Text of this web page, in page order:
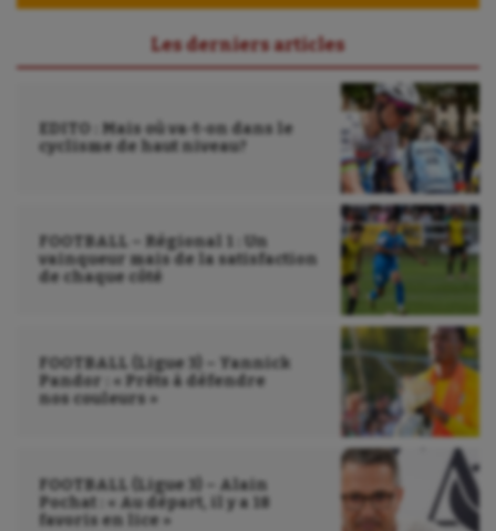
Parkour
Patinage artistique
Plongée
Roller-derby
Sarbacane
Sport adapté
Sport-entreprise
Les derniers articles
EDITO : Mais où va-t-on dans le
cyclisme de haut niveau?
FOOTBALL – Régional 1 : Un
vainqueur mais de la satisfaction
de chaque côté
FOOTBALL (Ligue 3) – Yannick
Pandor : « Prêts à défendre
nos couleurs »
FOOTBALL (Ligue 3) – Alain
Pochat : « Au départ, il y a 18
favoris en lice »